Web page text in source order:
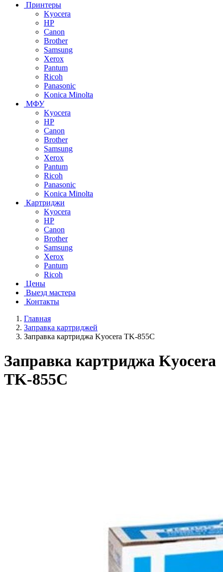
Принтеры
Kyocera
HP
Canon
Brother
Samsung
Xerox
Pantum
Ricoh
Panasonic
Konica Minolta
МФУ
Kyocera
HP
Canon
Brother
Samsung
Xerox
Pantum
Ricoh
Panasonic
Konica Minolta
Картриджи
Kyocera
HP
Canon
Brother
Samsung
Xerox
Pantum
Ricoh
Цены
Выезд мастера
Контакты
Главная
Заправка картриджей
Заправка картриджа Kyocera TK-855C
Заправка картриджа Kyocera
TK-855C